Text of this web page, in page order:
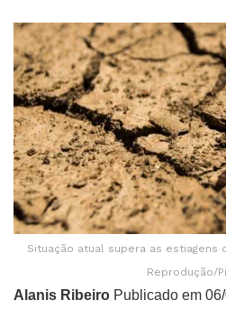
Situação atual supera as estiagens
Reprodução/
Alanis Ribeiro Publicado em